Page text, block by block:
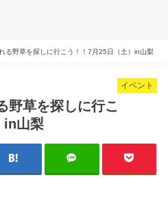
る野草を探しに行こう！！7月25日（土）in山梨
イベント
野草を探しに行こ
in山梨